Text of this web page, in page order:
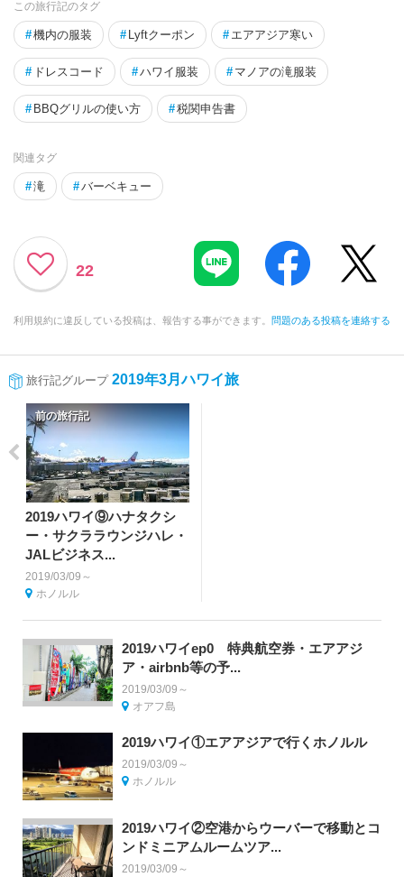
この旅行記のタグ
#機内の服装 # Lyftクーポン # エアアジア寒い
# ドレスコード #ハワイ服装 # マノアの滝服装
# BBQグリルの使い方 #税関申告書
関連タグ
#滝 #バーベキュー
22
利用規約に違反している投稿は、報告する事ができます。 問題のある投稿を連絡する
旅行記グループ 2019年3月ハワイ旅
前の旅行記
2019ハワイ⑨ハナタクシ
ー・サクララウンジハレ・
JALビジネス...
2019/03/09～
ホノルル
2019ハワイep0 特典航空券・エアアジ
ア・airbnb等の予...
2019/03/09～
オアフ島
2019ハワイ①エアアジアで行くホノルル
2019/03/09～
ホノルル
2019ハワイ②空港からウーバーで移動とコ
ンドミニアムルームツア...
2019/03/09～